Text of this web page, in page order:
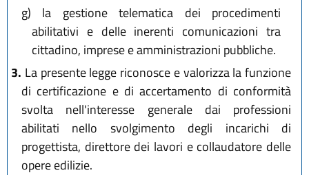
g) la gestione telematica dei procedimenti
abilitativi e delle inerenti comunicazioni tra
cittadino, imprese e amministrazioni pubbliche.
3. La presente legge riconosce e valorizza la funzione
di certificazione e di accertamento di conformità
svolta nell'interesse generale dai professioni
abilitati nello svolgimento degli incarichi di
progettista, direttore dei lavori e collaudatore delle
opere edilizie.